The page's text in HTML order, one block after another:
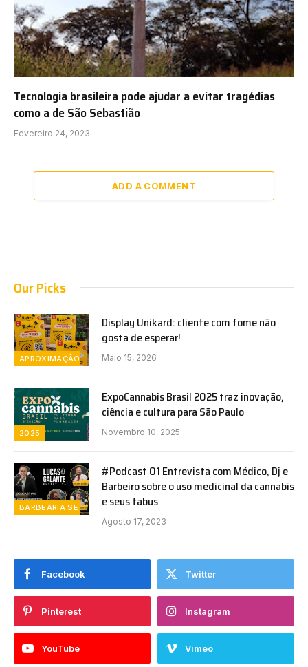
Tecnologia brasileira pode ajudar a evitar tragédias
como a de São Sebastião
Fevereiro 24, 2023
ADD A COMMENT
Our Picks
APROXIMAÇÃO
Display Unikard: cliente com fome não
gosta de esperar!
Maio 15, 2026
2025
ExpoCannabis Brasil 2025 traz inovação,
ciência e cultura para São Paulo
Novembro 10, 2025
BARBEARIA SETE MARES
#Podcast 01 Entrevista com Médico, Dj e
Barbeiro sobre o uso medicinal da cannabis
e seus tabus
Agosto 17, 2023
Facebook Twitter
Pinterest Instagram
YouTube Vimeo